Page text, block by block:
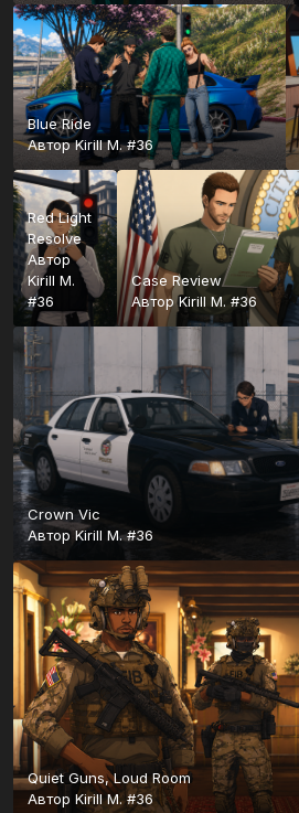
Blue Ride
АвторKirill M. #36
Red Light
Resolve
Автор
Kirill M.
#36
Case Review
АвторKirill M. #36
Crown Vic
АвторKirill M. #36
Quiet Guns, Loud Room
Автор Kirill M. #36